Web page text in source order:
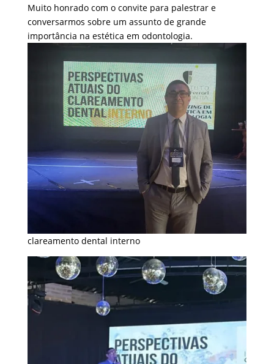
Muito honrado com o convite para palestrar e
conversarmos sobre um assunto de grande
importância na estética em odontologia.
clareamento dental interno